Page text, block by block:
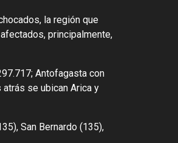
la región que
principalmente,
Antofagasta con
se ubican Arica y
San Bernardo (135),